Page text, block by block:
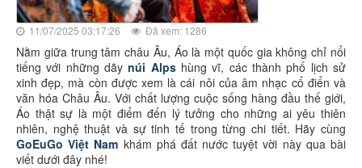
11/07/2025 03:17:26 Đã xem: 1286
Nằm giữa trung tâm châu Âu, Áo là một quốc gia không chỉ nổi
tiếng với những dãynúi Alpshùng vĩ, các thành phố lịch sử
xinh đẹp, mà còn được xem là cái nôi của âm nhạc cổ điển và
văn hóa Châu Âu. Với chất lượng cuộc sống hàng đầu thế giới,
Áo thật sự là một điểm đến lý tưởng cho những ai yêu thiên
nhiên, nghệ thuật và sự tinh tế trong từng chi tiết. Hãy cùng
GoEuGo Việt Nam khám phá đất nước tuyệt vời này qua bài
viết dưới đây nhé!